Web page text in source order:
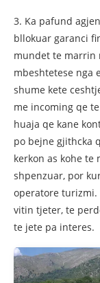
3. Ka pafund
bllokuar garanci
mundet te marrin
mbeshtetese nga
shume kete
me incoming qe
huaja qe kane
po bejne gjithcka
kerkon as kohe te
shpenzuar, por
operatore turizmi.
vitin tjeter, te
te jete pa interes.